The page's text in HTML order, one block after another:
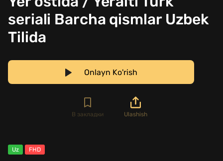
seriali Barcha qismlar Uzbek
Tilida
Onlayn Ko'rish
В закладки Ulashish
Uz FHD